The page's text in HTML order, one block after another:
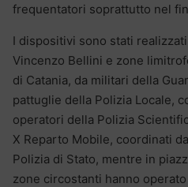
frequentatori soprattutto nel
I dispositivi sono stati realizzati
Vincenzo Bellini e zone
di Catania, da militari della
pattuglie della Polizia Locale,
operatori della Polizia
X Reparto Mobile, coordinati
Polizia di Stato, mentre in
zone circostanti hanno operato